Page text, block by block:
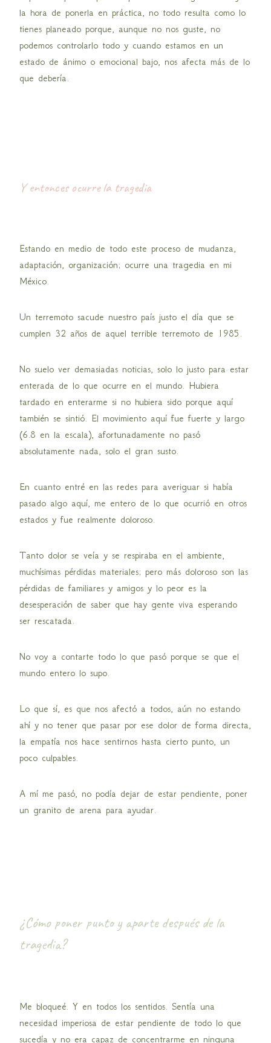
la hora de ponerla en práctica, no todo resulta como lo
tienes planeado porque, aunque no nos guste, no
podemos controlarlo todo y cuando estamos en un
estado de ánimo o emocional bajo, nos afecta más de lo
que debería.
Y entonces ocurre la tragedia
Estando en medio de todo este proceso de mudanza,
adaptación, organización; ocurre una tragedia en mi
México.
Un terremoto sacude nuestro país justo el día que se
cumplen 32 años de aquel terrible terremoto de 1985.
No suelo ver demasiadas noticias, solo lo justo para estar
enterada de lo que ocurre en el mundo. Hubiera
tardado en enterarme si no hubiera sido porque aquí
también se sintió. El movimiento aquí fue fuerte y largo
(6.8 en la escala), afortunadamente no pasó
absolutamente nada, solo el gran susto.
En cuanto entré en las redes para averiguar si había
pasado algo aquí, me entero de lo que ocurrió en otros
estados y fue realmente doloroso.
Tanto dolor se veía y se respiraba en el ambiente,
muchísimas pérdidas materiales; pero más doloroso son las
pérdidas de familiares y amigos y lo peor es la
desesperación de saber que hay gente viva esperando
ser rescatada.
No voy a contarte todo lo que pasó porque se que el
mundo entero lo supo.
Lo que sí, es que nos afectó a todos, aún no estando
ahí y no tener que pasar por ese dolor de forma directa,
la empatía nos hace sentirnos hasta cierto punto, un
poco culpables.
A mí me pasó, no podía dejar de estar pendiente, poner
un granito de arena para ayudar.
¿Cómo poner punto y aparte después de la
tragedia?
Me bloqueé. Y en todos los sentidos. Sentía una
necesidad imperiosa de estar pendiente de todo lo que
sucedía y no era capaz de concentrarme en ninguna